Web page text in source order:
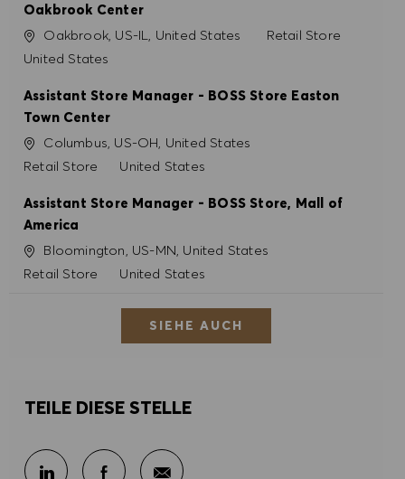
Oakbrook Center
Ort Oakbrook, US-IL, United States Kategorie
Retail Store
United States
Assistant Store Manager - BOSS Store Easton
Town Center
Ort Columbus, US-OH, United States
Kategorie
Retail Store United States
Assistant Store Manager - BOSS Store, Mall of
America
Ort Bloomington, US-MN, United States
Kategorie
Retail Store United States
SIEHE AUCH
TEILE DIESE STELLE
Über LinkedIn teilen
Über Facebook teilen
Per E-Mail teilen